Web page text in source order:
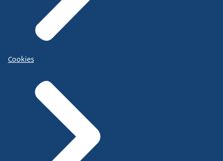
Cookies